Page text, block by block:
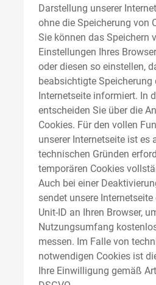
Darstellung unserer
ohne die Speicherung von
Sie können das Speichern
Einstellungen Ihres
oder diesen so einstellen,
beabsichtigte Speicherung
Internetseite informiert. In
entscheiden Sie über die
Cookies. Für den vollen
unserer Internetseite ist es
technischen Gründen
temporären Cookies
Auch bei einer
sendet unsere
Unit-ID an Ihren Browser,
Nutzungsumfang
messen. Im Falle von
notwendigen Cookies ist
Ihre Einwilligung gemäß